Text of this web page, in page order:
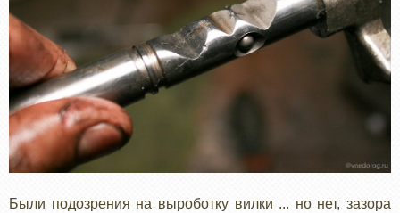
Были подозрения на выроботку вилки ... но нет, зазора